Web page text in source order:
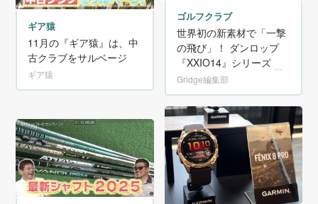
ギア猿
11月の『ギア猿』は、中
古クラブをサルベージ
ギア猿
ゴルフクラブ
世界初の新素材で「一撃
の飛び」！ ダンロップ
『XXIO14』シリーズが1
1月22日に新発売！
Gridge編集部